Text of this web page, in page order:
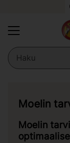
Moelin
Moelin